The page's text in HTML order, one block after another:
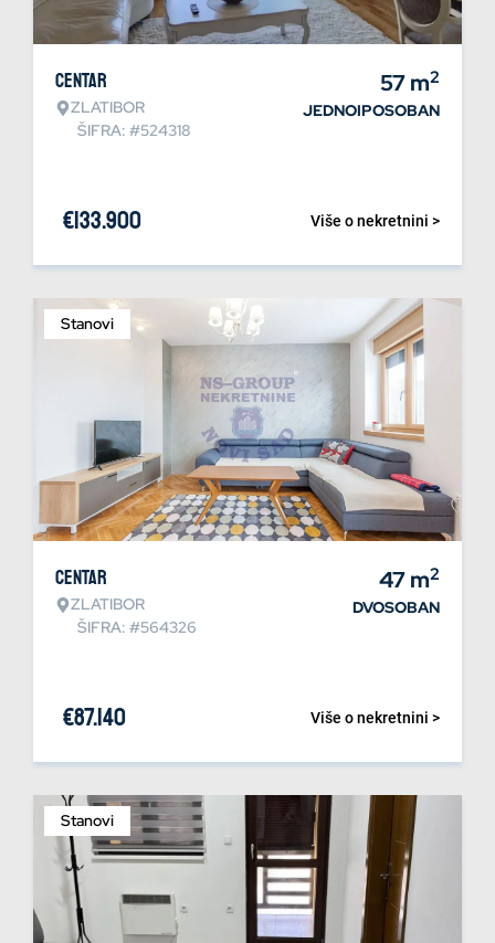
Centar
ZLATIBOR
ŠIFRA: #524318
57m2
JEDNOIPOSOBAN
Više o nekretnini >
€133.900
Stanovi
Centar
ZLATIBOR
ŠIFRA: #564326
47m2
DVOSOBAN
Više o nekretnini >
€87.140
Stanovi